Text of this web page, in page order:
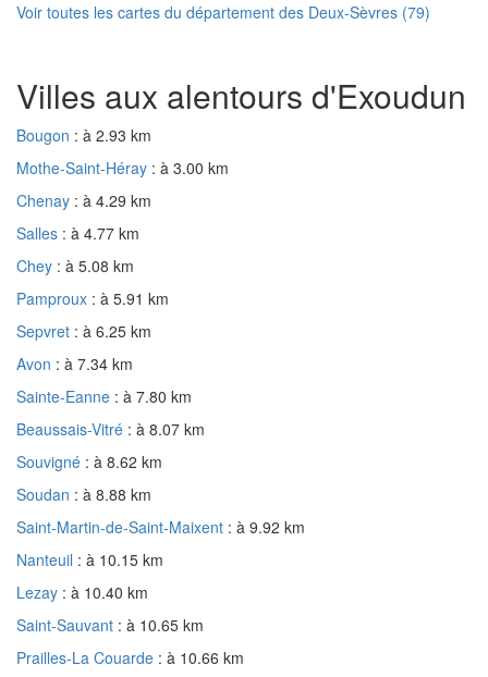
Voir toutes les cartes du département des Deux-Sèvres (79)
Villes aux alentours d'Exoudun
Bougon : à 2.93 km
Mothe-Saint-Héray : à 3.00 km
Chenay : à 4.29 km
Salles : à 4.77 km
Chey : à 5.08 km
Pamproux : à 5.91 km
Sepvret : à 6.25 km
Avon : à 7.34 km
Sainte-Eanne : à 7.80 km
Beaussais-Vitré : à 8.07 km
Souvigné : à 8.62 km
Soudan : à 8.88 km
Saint-Martin-de-Saint-Maixent : à 9.92 km
Nanteuil : à 10.15 km
Lezay : à 10.40 km
Saint-Sauvant : à 10.65 km
Prailles-La Couarde : à 10.66 km